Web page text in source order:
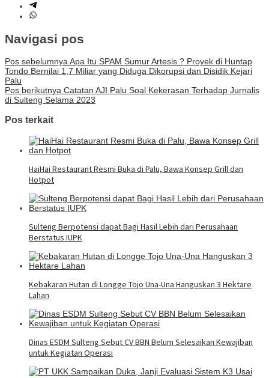
Navigasi pos
Pos sebelumnya Apa Itu SPAM Sumur Artesis ? Proyek di Huntap
Tondo Bernilai 1,7 Miliar yang Diduga Dikorupsi dan Disidik Kejari
Palu
Pos berikutnya Catatan AJI Palu Soal Kekerasan Terhadap Jurnalis
di Sulteng Selama 2023
Pos terkait
HaiHai Restaurant Resmi Buka di Palu, Bawa Konsep Grill dan
Hotpot
Sulteng Berpotensi dapat Bagi Hasil Lebih dari Perusahaan
Berstatus IUPK
Kebakaran Hutan di Longge Tojo Una-Una Hanguskan 3 Hektare
Lahan
Dinas ESDM Sulteng Sebut CV BBN Belum Selesaikan Kewajiban
untuk Kegiatan Operasi